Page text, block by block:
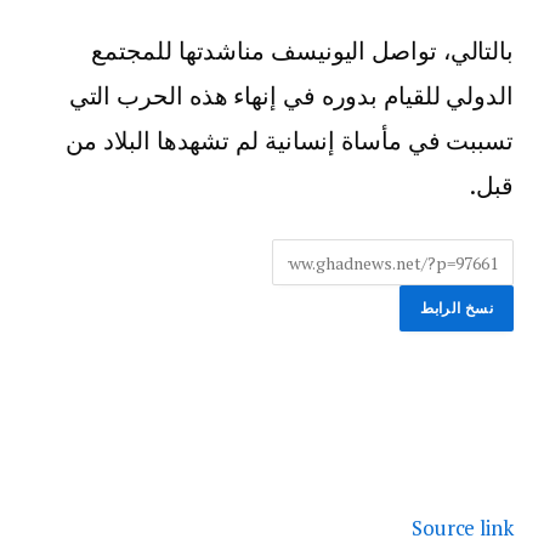
بالتالي، تواصل اليونيسف مناشدتها للمجتمع
الدولي للقيام بدوره في إنهاء هذه الحرب التي
تسببت في مأساة إنسانية لم تشهدها البلاد من
قبل.
نسخ الرابط
Source link